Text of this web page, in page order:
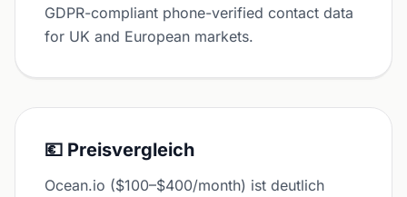
GDPR-compliant phone-verified contact data
for UK and European markets.
💶 Preisvergleich
Ocean.io ($100–$400/month) ist deutlich